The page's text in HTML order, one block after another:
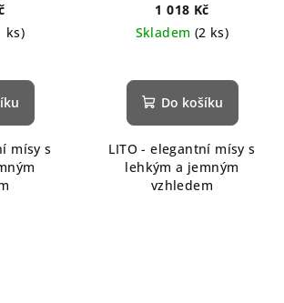
ks)
mísy s
1 018 Kč
Skladem (2 ks)
Do košíku
LITO - elegantní mísy s
lehkým a jemným
vzhledem